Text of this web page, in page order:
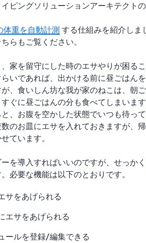
ピングソリューションアーキテクトの
体重を自動計測 する仕組みを紹介しま
らもご覧ください。
家を留守にした時のエサやりが困る
いであれば、出かける前に昼ごはん
、食いしん坊な我が家のねこは、朝
ぐに昼ごはんの分も食べてしまいま
、お腹を空かした状態でいつも待っ
のお皿にエサを入れておきますが、
ています。
を導入すればいいのですが、せっか
必要な機能は以下のとおりです。
サをあげられる
エサをあげられる
ールを登録/編集できる